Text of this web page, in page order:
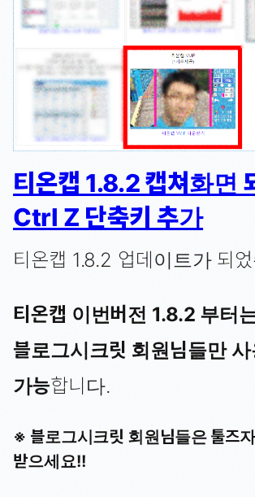
티온캡 1.8.2 캡쳐화면
Ctrl Z 단축키 추가
티온캡 1.8.2 업데이트가 되
티온캡 이번버전 1.8.2 부터
블로그시크릿 회원님들만 사
가능합니다.
※ 블로그시크릿 회원님들은 툴즈
받으세요!!